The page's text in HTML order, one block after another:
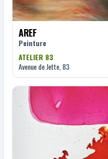
AREF
Peinture
ATELIER 83
Avenue de Jette, 83